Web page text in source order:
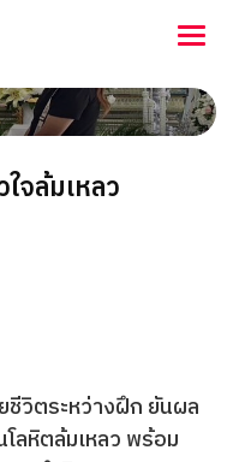
จล้มเหลว
วิตระหว่างฝึก ยันผล
ลหิตล้มเหลว พร้อม